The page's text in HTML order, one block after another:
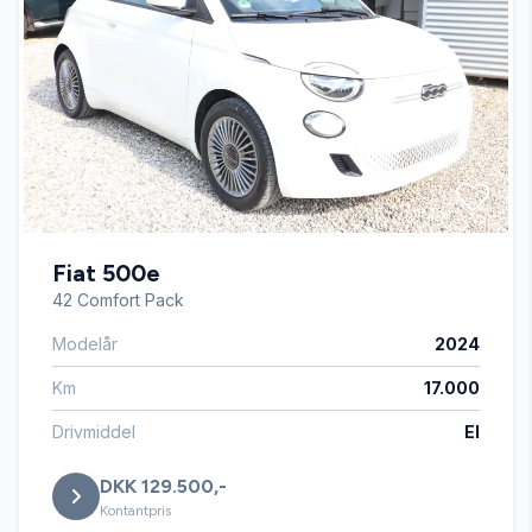
bakkamera
dellæder
digitalt cockpit
dæktryksmåler
el-spejle
ESP
fjernbetjent centrallås
Fiat 500e
42 Comfort Pack
Modelår 2024
Km 17.000
Drivmiddel El
DKK 129.500,-
Kontantpris